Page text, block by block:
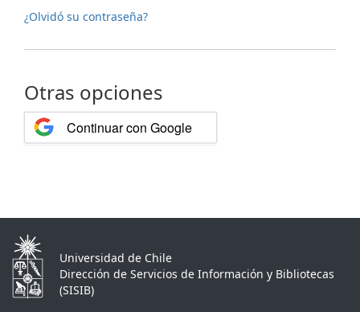
¿Olvidó su contraseña?
Otras opciones
Continuar con Google
Universidad de Chile
Dirección de Servicios de Información y Bibliotecas
(SISIB)